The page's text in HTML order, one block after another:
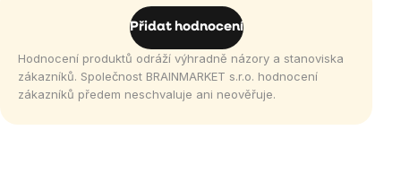
Přidat hodnocení
Hodnocení produktů odráží výhradně názory a stanoviska
zákazníků. Společnost BRAINMARKET s.r.o. hodnocení
zákazníků předem neschvaluje ani neověřuje.